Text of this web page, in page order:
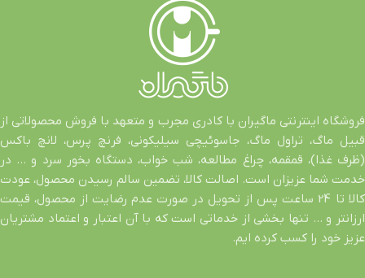
فروشگاه اینترنتی ماگیران با کادری مجرب و متعهد با فروش محصولاتی از
قبیل ماگ، تراول ماگ، جاسوئیچی سیلیکونی، فرنچ پرس، لانچ باکس
(ظرف غذا)، قمقمه، چراغ مطالعه، شب خواب، دستگاه بخور سرد و … در
خدمت شما عزیزان است. اصالت کالا، تضمین سالم رسیدن محصول، عودت
کالا تا 24 ساعت پس از تحویل در صورت عدم رضایت از محصول، قیمت
ارزانتر و … تنها بخشی از خدماتی است که با آن اعتبار و اعتماد مشتریان
عزیز خود را کسب کرده ایم.